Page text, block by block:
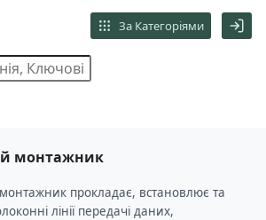
За Категоріями
монтажник
прокладає, встановлює та
лінії передачі даних,